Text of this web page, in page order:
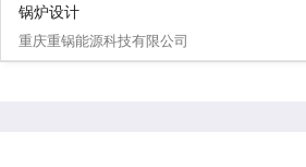
锅炉设计
重庆重锅能源科技有限公司